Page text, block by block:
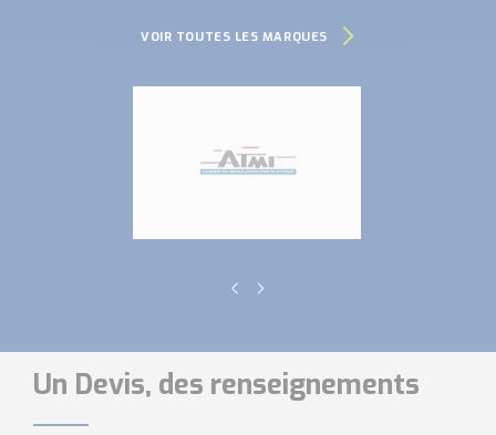
VOIR TOUTES LES MARQUES
Un Devis, des renseignements